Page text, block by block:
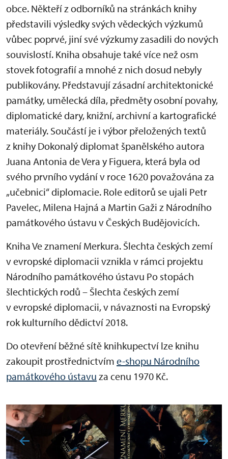
obce. Někteří z odborníků na stránkách knihy
představili výsledky svých vědeckých výzkumů
vůbec poprvé, jiní své výzkumy zasadili do nových
souvislostí. Kniha obsahuje také více než osm
stovek fotografií a mnohé z nich dosud nebyly
publikovány. Představují zásadní architektonické
památky, umělecká díla, předměty osobní povahy,
diplomatické dary, knižní, archivní a kartografické
materiály. Součástí je i výbor přeložených textů
z knihy Dokonalý diplomat španělského autora
Juana Antonia de Vera y Figuera, která byla od
svého prvního vydání v roce 1620 považována za
„učebnici“ diplomacie. Role editorů se ujali Petr
Pavelec, Milena Hajná a Martin Gaži z Národního
památkového ústavu v Českých Budějovicích.
Kniha Ve znamení Merkura. Šlechta českých zemí
v evropské diplomacii vznikla v rámci projektu
Národního památkového ústavu Po stopách
šlechtických rodů – Šlechta českých zemí
v evropské diplomacii, v návaznosti na Evropský
rok kulturního dědictví 2018.
Do otevření běžné sítě knihkupectví lze knihu
zakoupit prostřednictvím e-shopu Národního
památkového ústavu za cenu 1970 Kč.